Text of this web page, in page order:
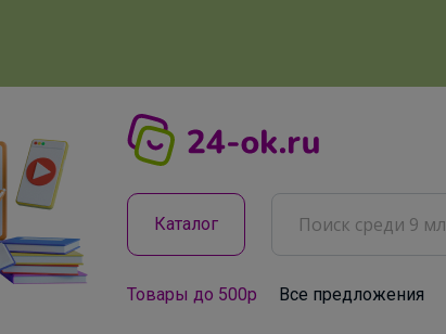
Каталог
Товары до 500р Все предложения